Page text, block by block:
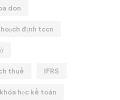
don
hoạch định tccn
thuế IFRS
khóa học kế toán